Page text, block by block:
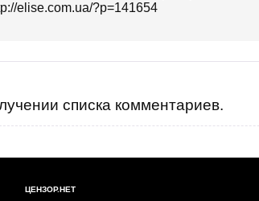
elise.com.ua/?p=141654
списка комментариев.
ЦЕНЗОР.НЕТ